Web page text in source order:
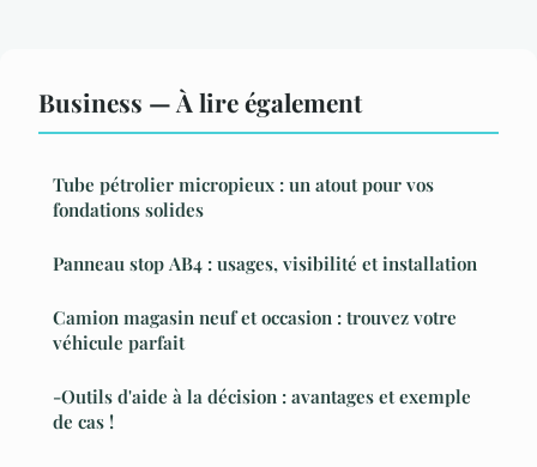
Business — À lire également
Tube pétrolier micropieux : un atout pour vos
fondations solides
Panneau stop AB4 : usages, visibilité et installation
Camion magasin neuf et occasion : trouvez votre
véhicule parfait
-Outils d'aide à la décision : avantages et exemple
de cas !